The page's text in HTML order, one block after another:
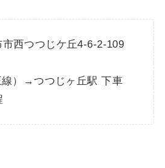
西つつじケ丘4-6-2-109
）→つつじヶ丘駅 下車